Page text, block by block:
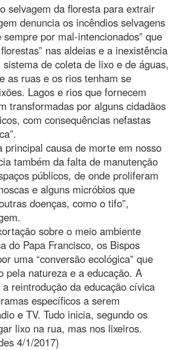
selvagem da floresta para extrair
denuncia os incêndios selvagens
sempre por mal-intencionados” que
nas aldeias e a inexistência
de coleta de lixo e de águas,
as ruas e os rios tenham se
Lagos e rios que fornecem
transformadas por alguns cidadãos
com consequências nefastas
principal causa de morte em nosso
também da falta de manutenção
públicos, de onde proliferam
e alguns micróbios que
doenças, como o tifo”,
sobre o meio ambiente
do Papa Francisco, os Bispos
uma “conversão ecológica” que
pela natureza e a educação. A
reintrodução da educação cívica
específicos a serem
e TV. Tudo inicia, segundo os
lixo na rua, mas nos lixeiros.
4/1/2017)